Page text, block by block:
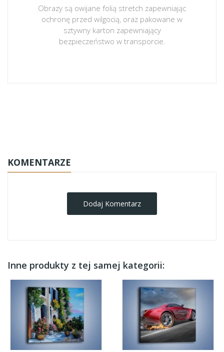
Obrazy są owijane folią stretch zapewniając
ochronę przed wilgocią, oraz pakowane w
sztywny karton zapewniający
bezpieczeństwo w transporcie.
KOMENTARZE
Dodaj Komentarz
Inne produkty z tej samej kategorii: